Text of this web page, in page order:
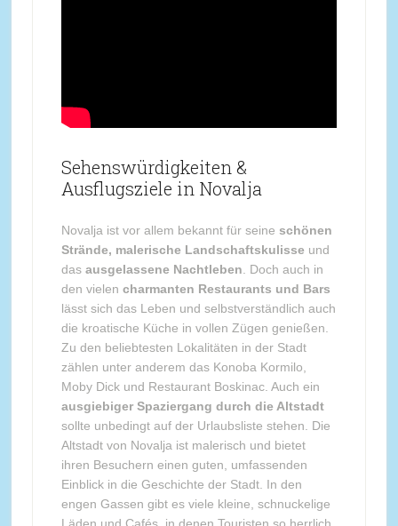
Sehenswürdigkeiten &
Ausflugsziele in Novalja
Novalja ist vor allem bekannt für seine schönen
Strände, malerische Landschaftskulisse und
das ausgelassene Nachtleben . Doch auch in
den vielen charmanten Restaurants und Bars
lässt sich das Leben und selbstverständlich auch
die kroatische Küche in vollen Zügen genießen.
Zu den beliebtesten Lokalitäten in der Stadt
zählen unter anderem das Konoba Kormilo,
Moby Dick und Restaurant Boskinac. Auch ein
ausgiebiger Spaziergang durch die Altstadt
sollte unbedingt auf der Urlaubsliste stehen. Die
Altstadt von Novalja ist malerisch und bietet
ihren Besuchern einen guten, umfassenden
Einblick in die Geschichte der Stadt. In den
engen Gassen gibt es viele kleine, schnuckelige